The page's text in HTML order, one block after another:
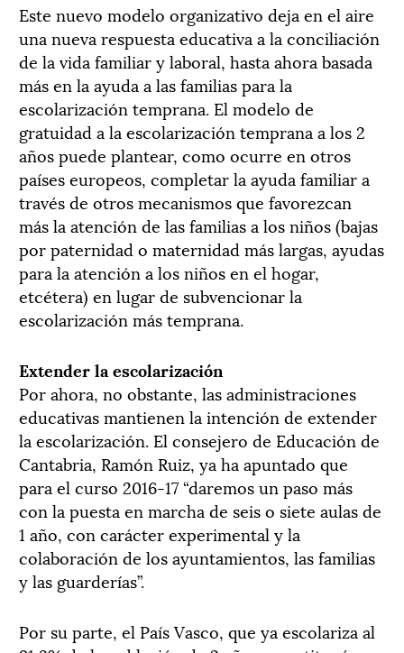
Este nuevo modelo organizativo deja en el aire
una nueva respuesta educativa a la conciliación
de la vida familiar y laboral, hasta ahora basada
más en la ayuda a las familias para la
escolarización temprana. El modelo de
gratuidad a la escolarización temprana a los 2
años puede plantear, como ocurre en otros
países europeos, completar la ayuda familiar a
través de otros mecanismos que favorezcan
más la atención de las familias a los niños (bajas
por paternidad o maternidad más largas, ayudas
para la atención a los niños en el hogar,
etcétera) en lugar de subvencionar la
escolarización más temprana.
Extender la escolarización
Por ahora, no obstante, las administraciones
educativas mantienen la intención de extender
la escolarización. El consejero de Educación de
Cantabria, Ramón Ruiz, ya ha apuntado que
para el curso 2016-17 “daremos un paso más
con la puesta en marcha de seis o siete aulas de
1 año, con carácter experimental y la
colaboración de los ayuntamientos, las familias
y las guarderías”.
Por su parte, el País Vasco, que ya escolariza al